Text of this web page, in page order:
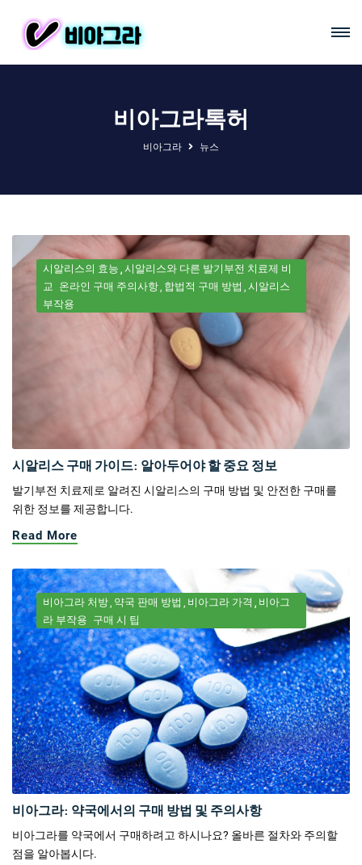
비아그라톡허
비아그라 뉴스
시알리스의 효능 시알리스와 다른 발기부전 치료제 비
교 온라인 구매 주의사항 합법적 구매 방법 시알리스
부작용
시알리스 구매 가이드: 알아두어야 할 중요 정보
발기부전 치료제로 알려진 시알리스의 구매 방법 및 안전한 구매를
위한 정보를 제공합니다.
Read More
비아그라 처방 약국 판매 방법 비아그라 가격
비아그
라 부작용 구매 시 팁
비아그라: 약국에서의 구매 방법 및 주의사항
비아그라를 약국에서 구매하려고 하시나요? 올바른 절차와 주의할
점을 알아봅시다.